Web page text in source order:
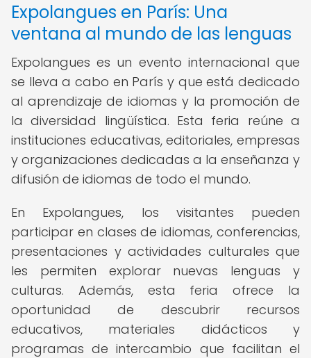
Expolangues en París: Una
ventana al mundo de las lenguas
Expolangues es un evento internacional que
se lleva a cabo en París y que está dedicado
al aprendizaje de idiomas y la promoción de
la diversidad lingüística. Esta feria reúne a
instituciones educativas, editoriales, empresas
y organizaciones dedicadas a la enseñanza y
difusión de idiomas de todo el mundo.
En Expolangues, los visitantes pueden
participar en clases de idiomas, conferencias,
presentaciones y actividades culturales que
les permiten explorar nuevas lenguas y
culturas. Además, esta feria ofrece la
oportunidad de descubrir recursos
educativos, materiales didácticos y
programas de intercambio que facilitan el